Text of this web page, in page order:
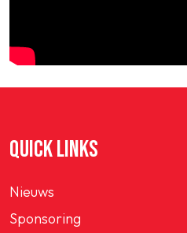
QUICK LINKS
Nieuws
Sponsoring